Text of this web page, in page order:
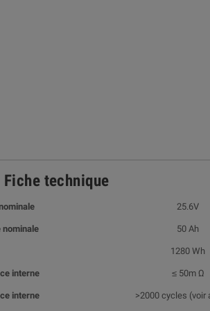
Fiche technique
25.6V
nominale 50 Ah
1280 Wh
interne ≤ 50m Ω
interne >2000 cycles (voir